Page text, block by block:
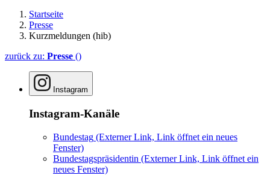
Startseite
Presse
Kurzmeldungen (hib)
zurück zu: Presse ()
Instagram
Instagram-Kanäle
Bundestag (Externer Link, Link öffnet ein neues
Fenster)
Bundestagspräsidentin (Externer Link, Link öffnet ein
neues Fenster)